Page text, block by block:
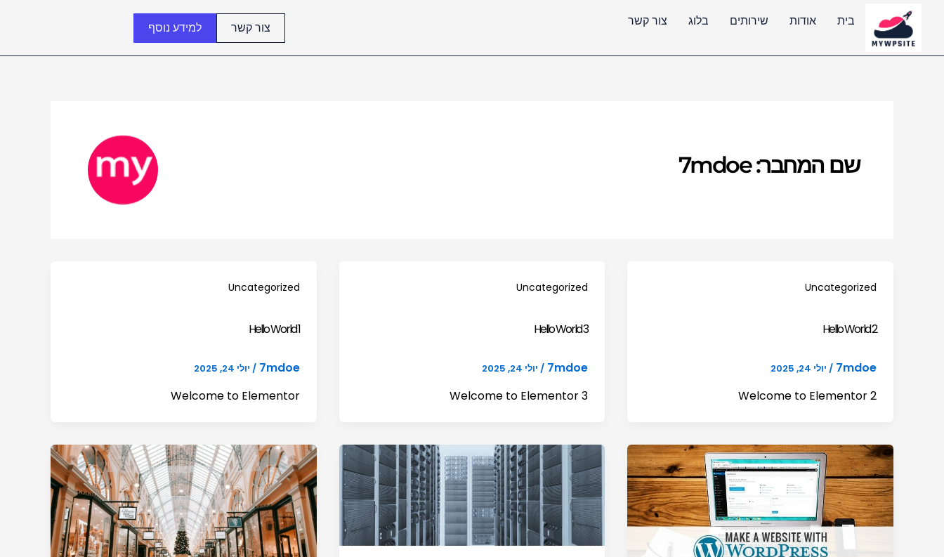
בית אודות שירותים בלוג צור קשר
צור קשר למידע נוסף
שם המחבר: 7mdoe
Uncategorized
Hello World 2
7mdoe
/ יולי 24, 2025
Welcome to Elementor 2
Uncategorized
Hello World 3
7mdoe
/ יולי 24, 2025
Welcome to Elementor 3
Uncategorized
Hello World 1
7mdoe
/ יולי 24, 2025
Welcome to Elementor